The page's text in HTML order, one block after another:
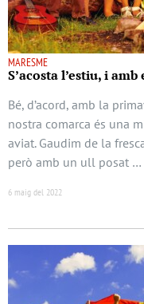
MARESME
S’acosta l’estiu, i
Bé, d’acord, amb la
nostra comarca és una
aviat. Gaudim de la
però amb un ull posat …
6 maig del 2022